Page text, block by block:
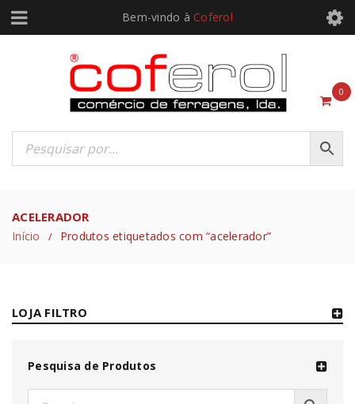
Bem-vindo à Coferol
0
ACELERADOR
Início / Produtos etiquetados com “acelerador”
LOJA FILTRO
Pesquisa de Produtos